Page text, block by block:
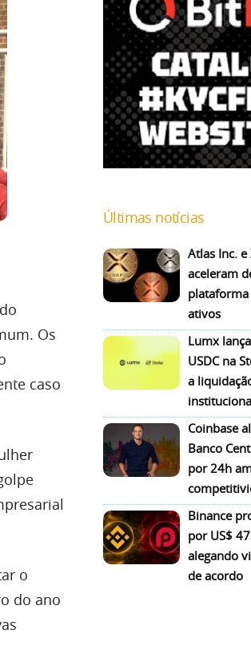
Os
caso
o
do ano
Últimas notícias
Atlas Inc. e
aceleram
plataforma
ativos
Lumx
USDC na
a
Coinbase
Banco
por 24h
Binance
por US$
alegando
de acordo